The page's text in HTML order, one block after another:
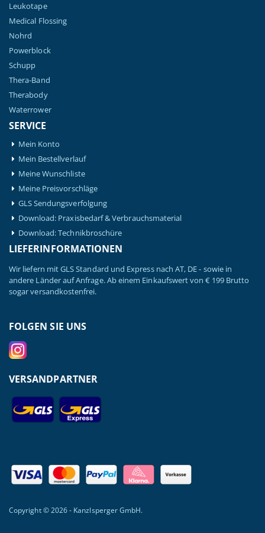
Leukotape
Medical Flossing
Nohrd
Powerblock
Schupp
Thera-Band
Therabody
Waterrower
SERVICE
Mein Konto
Mein Bestellverlauf
Meine Wunschliste
Meine Preisvorschläge
GLS Sendungsverfolgung
Download: Praxisbedarf & Verbrauchsmaterial
Download: Technikbroschüre
LIEFERINFORMATIONEN
Wir liefern mit GLS Standard und Express nach AT, DE - sowie in
andere Länder auf Anfrage. Ab einem Einkaufswert von € 199 Brutto
sogar versandkostenfrei.
FOLGEN SIE UNS
VERSANDPARTNER
Copyright © 2026 - Kanzlsperger GmbH.